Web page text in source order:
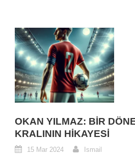
OKAN YILMAZ: BIR
KRALININ HIKAYESI
15 Mar 2024 Ismail